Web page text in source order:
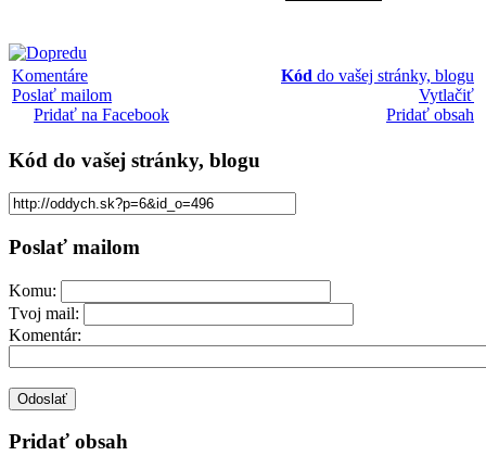
Komentáre
Poslať mailom
Pridať na Facebook
Kód do vašej stránky, blogu
Vytlačiť
Pridať obsah
Kód do vašej stránky, blogu
Poslať mailom
Komu:
Tvoj mail:
Komentár:
Pridať obsah